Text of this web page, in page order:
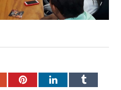
PinterestLinkedInTumblr